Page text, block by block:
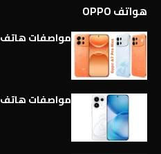
هواتف OPPO
مواصفات هاتف Oppo A7 Pro Max كاملة
مواصفات هاتف Oppo Reno 16 Pro 5G كاملة